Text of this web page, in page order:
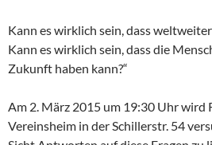
Kann es wirklich sein, dass
Kann es wirklich sein, dass die
Zukunft haben kann?“
Am 2. März 2015 um 19:30 Uhr wird
Vereinsheim in der Schillerstr. 54